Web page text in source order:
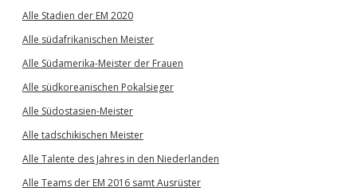
Alle Stadien der EM 2020
Alle südafrikanischen Meister
Alle Südamerika-Meister der Frauen
Alle südkoreanischen Pokalsieger
Alle Südostasien-Meister
Alle tadschikischen Meister
Alle Talente des Jahres in den Niederlanden
Alle Teams der EM 2016 samt Ausrüster